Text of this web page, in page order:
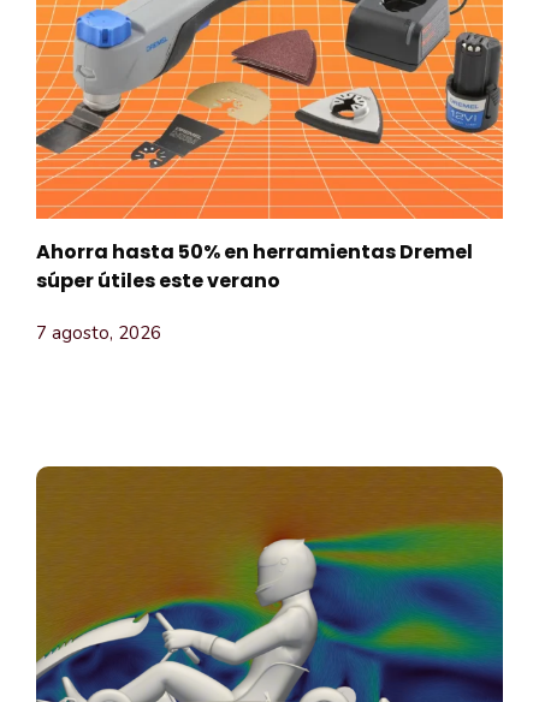
Ahorra hasta 50% en herramientas Dremel
súper útiles este verano
7 agosto, 2026